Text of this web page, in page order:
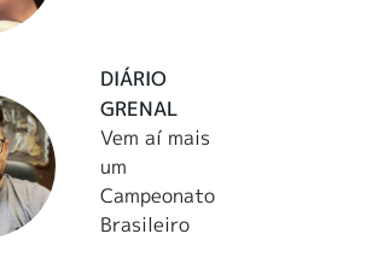
DIÁRIO
GRENAL
Vem aí mais
um
Campeonato
Brasileiro